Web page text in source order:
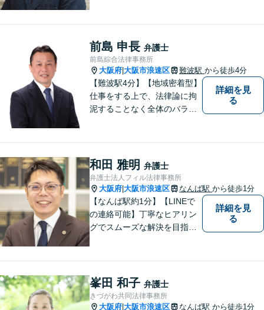
をできるだけ少なく！相談し
やすい環境づくりに努め、納
得できる解決を目指します！
前島 申長 弁護士
前島綜合法律事務所
大阪府 大阪市浪速区 難波駅 から徒歩4分
【難波駅4分】【地域密着型】
仕事をする上で、法律論に拘
泥することなく全体のバラン
クライアントの話を丁寧に聞
き、意思疎通を測った上で最
適な解決策を提示します。
詳細を見
る
和田 雅明 弁護士
弁護士法人フィル法律事務所
大阪府 大阪市浪速区 なんば駅 から徒歩1分
【なんば駅約1分】【LINEで
の連絡可能】丁寧なヒアリン
グでスムーズな解決を目指し
事故の被害に遭われた場合／
借金でお困りの方／相続トラ
ブルなどご相談ください【休
詳細を見
る
峯田 和子 弁護士
きづがわ共同法律事務所
大阪府 大阪市浪速区 なんば駅 から徒歩1分